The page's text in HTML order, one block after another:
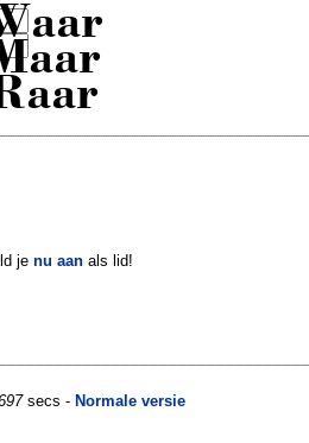
je nu aan als lid!
secs - Normale versie